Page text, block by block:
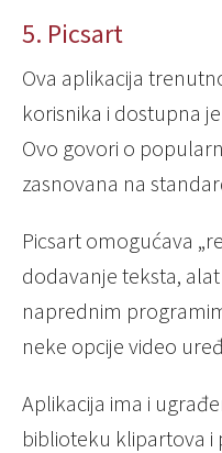
5. Picsart
Ova aplikacija
korisnika i dostupna
Ovo govori o
zasnovana na
Picsart omogućava
dodavanje teksta,
naprednim
neke opcije video
Aplikacija ima i
biblioteku klipartova i